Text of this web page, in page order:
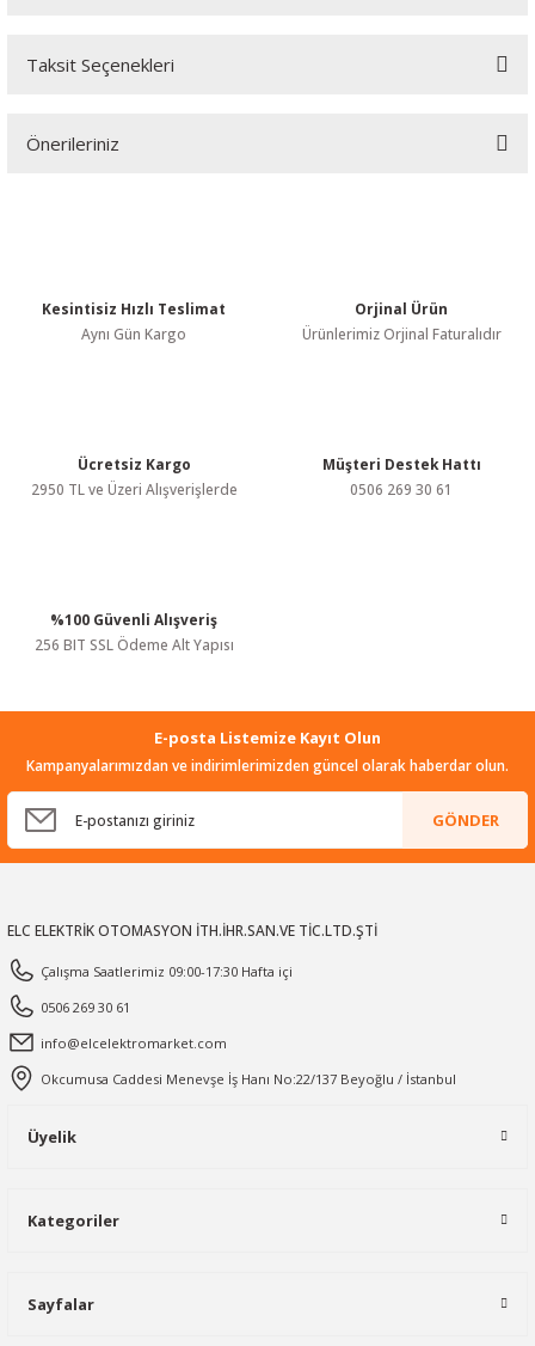
Bu ürüne ilk yorumu siz yapın!
Taksit Seçenekleri
Önerileriniz
Ürün resmi kalitesiz, bozuk veya görüntülenemiyor.
Bu ürüne benzer farklı alternatifler olmalı.
Kesintisiz Hızlı Teslimat
Aynı Gün Kargo
Orjinal Ürün
Ürünlerimiz Orjinal Faturalıdır
Ücretsiz Kargo
2950 TL ve Üzeri Alışverişlerde
Müşteri Destek Hattı
0506 269 30 61
%100 Güvenli Alışveriş
256 BIT SSL Ödeme Alt Yapısı
E-posta Listemize Kayıt Olun
Kampanyalarımızdan ve indirimlerimizden güncel olarak haberdar olun.
GÖNDER
ELC ELEKTRİK OTOMASYON İTH.İHR.SAN.VE TİC.LTD.ŞTİ
Çalışma Saatlerimiz 09:00-17:30 Hafta içi
0506 269 30 61
info@elcelektromarket.com
Okcumusa Caddesi Menevşe İş Hanı No:22/137 Beyoğlu / İstanbul
Üyelik
Kategoriler
Sayfalar